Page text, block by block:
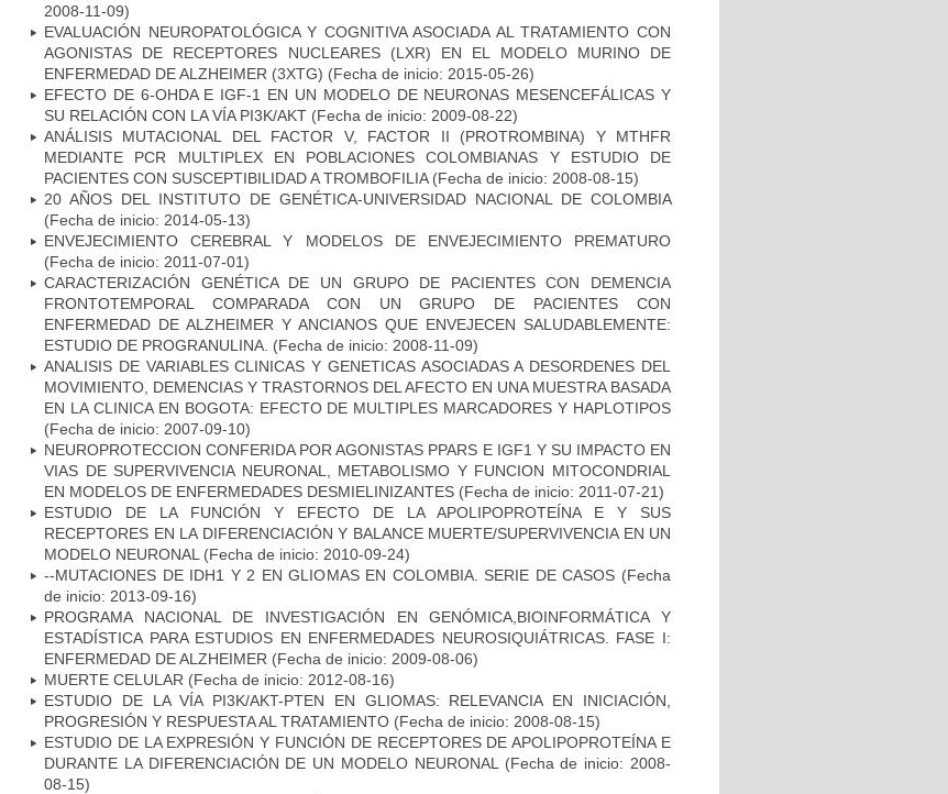
2008-11-09)
EVALUACIÓN NEUROPATOLÓGICA Y COGNITIVA ASOCIADA AL TRATAMIENTO CON
AGONISTAS DE RECEPTORES NUCLEARES (LXR) EN EL MODELO MURINO DE
ENFERMEDAD DE ALZHEIMER (3XTG) (Fecha de inicio: 2015-05-26)
EFECTO DE 6-OHDA E IGF-1 EN UN MODELO DE NEURONAS MESENCEFÁLICAS Y
SU RELACIÓN CON LA VÍA PI3K/AKT (Fecha de inicio: 2009-08-22)
ANÁLISIS MUTACIONAL DEL FACTOR V, FACTOR II (PROTROMBINA) Y MTHFR
MEDIANTE PCR MULTIPLEX EN POBLACIONES COLOMBIANAS Y ESTUDIO DE
PACIENTES CON SUSCEPTIBILIDAD A TROMBOFILIA(Fecha de inicio: 2008-08-15)
20 AÑOS DEL INSTITUTO DE GENÉTICA-UNIVERSIDAD NACIONAL DE COLOMBIA
(Fecha de inicio: 2014-05-13)
ENVEJECIMIENTO CEREBRAL Y MODELOS DE ENVEJECIMIENTO PREMATURO
(Fecha de inicio: 2011-07-01)
CARACTERIZACIÓN GENÉTICA DE UN GRUPO DE PACIENTES CON DEMENCIA
FRONTOTEMPORAL COMPARADA CON UN GRUPO DE PACIENTES CON
ENFERMEDAD DE ALZHEIMER Y ANCIANOS QUE ENVEJECEN SALUDABLEMENTE:
ESTUDIO DE PROGRANULINA. (Fecha de inicio: 2008-11-09)
ANALISIS DE VARIABLES CLINICAS Y GENETICAS ASOCIADAS A DESORDENES DEL
MOVIMIENTO, DEMENCIAS Y TRASTORNOS DEL AFECTO EN UNA MUESTRA BASADA
EN LA CLINICA EN BOGOTA: EFECTO DE MULTIPLES MARCADORES Y HAPLOTIPOS
(Fecha de inicio: 2007-09-10)
NEUROPROTECCION CONFERIDA POR AGONISTAS PPARS E IGF1 Y SU IMPACTO EN
VIAS DE SUPERVIVENCIA NEURONAL, METABOLISMO Y FUNCION MITOCONDRIAL
EN MODELOS DE ENFERMEDADES DESMIELINIZANTES (Fecha de inicio: 2011-07-21)
ESTUDIO DE LA FUNCIÓN Y EFECTO DE LA APOLIPOPROTEÍNA E Y SUS
RECEPTORES EN LA DIFERENCIACIÓN Y BALANCE MUERTE/SUPERVIVENCIA EN UN
MODELO NEURONAL (Fecha de inicio: 2010-09-24)
--MUTACIONES DE IDH1 Y 2 EN GLIOMAS EN COLOMBIA. SERIE DE CASOS (Fecha
de inicio: 2013-09-16)
PROGRAMA NACIONAL DE INVESTIGACIÓN EN GENÓMICA,BIOINFORMÁTICA Y
ESTADÍSTICA PARA ESTUDIOS EN ENFERMEDADES NEUROSIQUIÁTRICAS. FASE I:
ENFERMEDAD DE ALZHEIMER (Fecha de inicio: 2009-08-06)
MUERTE CELULAR (Fecha de inicio: 2012-08-16)
ESTUDIO DE LA VÍA PI3K/AKT-PTEN EN GLIOMAS: RELEVANCIA EN INICIACIÓN,
PROGRESIÓN Y RESPUESTA AL TRATAMIENTO (Fecha de inicio: 2008-08-15)
ESTUDIO DE LA EXPRESIÓN Y FUNCIÓN DE RECEPTORES DE APOLIPOPROTEÍNA E
DURANTE LA DIFERENCIACIÓN DE UN MODELO NEURONAL
(Fecha de inicio: 2008-
08-15)